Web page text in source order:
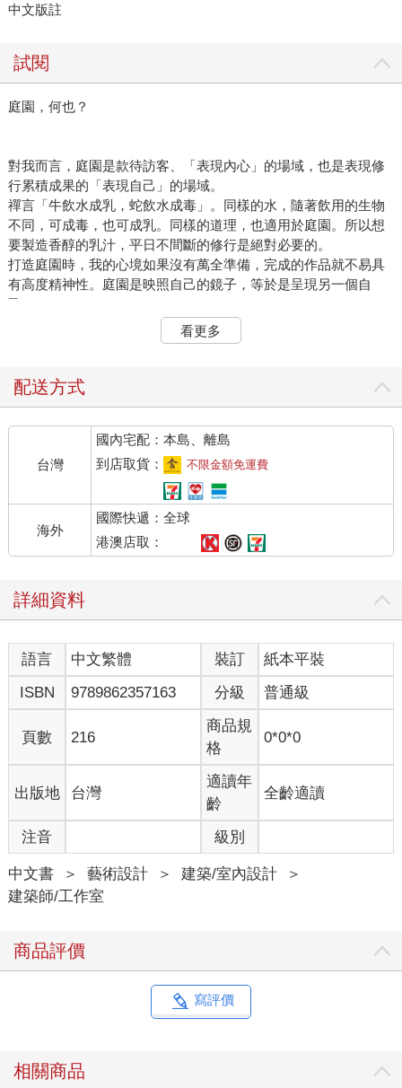
中文版註
試閱
庭園，何也？
對我而言，庭園是款待訪客、「表現內心」的場域，也是表現修
行累積成果的「表現自己」的場域。
禪言「牛飲水成乳，蛇飲水成毒」。同樣的水，隨著飲用的生物
不同，可成毒，也可成乳。同樣的道理，也適用於庭園。所以想
要製造香醇的乳汁，平日不間斷的修行是絕對必要的。
打造庭園時，我的心境如果沒有萬全準備，完成的作品就不易具
有高度精神性。庭園是映照自己的鏡子，等於是呈現另一個自
己。
進行曹洞宗大本山總持寺的雲水禪修時，我體驗到的嚴酷，在最
初數週間，能令七四人中，有一四人落荒而逃。即使如此，我仍
然而，對我而言，最能體現反映出自己人生的是庭園，得以測試
在有限的用地上，我投注全副心力，設法呈現日本自古傳承的
「空寂」、「閑寂」、「幽玄」等氛圍與禪的精神。
在歐美，著重於完美保持「形」（かたち）。歐洲的庭園是左右
對稱。由於歐洲是石的文化，建物都是石造，多為兩層、三層樓
建築，庭園的設計著重於從高樓層俯視時能夠漂亮有形。
日本庭園的情況相反。園內飄盪的氛圍更重於「形」，而且重視
精神性，著重將精神性投射於空間當中。日本庭園首重留意現場
的素材，以及建物與庭園之間的關係，然後再設法均衡調配布
化，建物是木造。
能否創造寧靜安定的心靈，以及置身大自然之中的至福感，打造
觸動訪客內心深處的庭園，取決於自己是否具備能力，足以打造
深入人心的庭園。
我希望訪客來到我打造的庭園時，會想要靜靜地、久久地佇立凝
視，不捨離開；我希望自己打造的庭園空間，能夠協助人們重新
檢視自己的生活方式，實際感受活在當下的美好。我鞭策自己努
力精進，期許自己打造的庭園成為代表日本的空間造形藝術。
設計庭園時，有三大考量：
「空間的使用（造訪）狀況是哪種？」
「誰在使用（造訪）？」
「使用這座空間的人是以哪種心情造訪？」
自我，這樣的空間，即使是座硬邦邦的空間也無妨。例如京都龍
安寺，是以石、石、石打造出靜謐的空間，得以集中精神。這是
一種令人不由腰桿挺直、正襟危坐的空間，而不是讓人忘情哼唱
正的自己。
看更多
配送方式
台灣
國內宅配：本島、離島
到店取貨：
不限金額免運費
海外
國際快遞：全球
港澳店取：
詳細資料
語言 中文繁體 裝訂
紙本平裝
ISBN
9789862357163 分級 普通級
頁數 216
商品規
格
0*0*0
出版地 台灣
適讀年
齡
全齡適讀
注音 級別
中文書 ＞ 藝術設計 ＞ 建築/室內設計
＞
建築師/工作室
商品評價
寫評價
相關商品